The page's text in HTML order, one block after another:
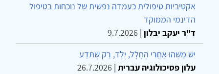
אקטיביות טיפולית כעמדה נפשית של נוכחות בטיפול
הדינמי הממוקד
ד"ר יעקב יבלון |
9.7.2026
יֵשׁ מַשֶּׁהוּ אַחֲרֵי הֶחָלָל, יֶלֶד, רַק שֶׁתֵּדַע
עלון פסיכולוגיה עברית |
26.7.2026